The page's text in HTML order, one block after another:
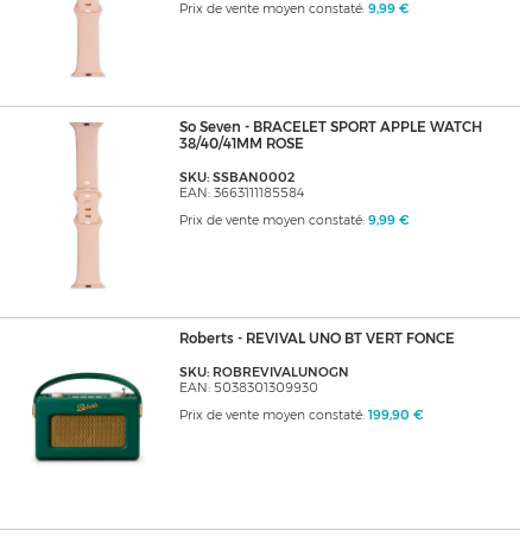
Prix de vente moyen constaté: 9,99 €
So Seven - BRACELET SPORT APPLE WATCH
38/40/41MM ROSE
SKU: SSBAN0002
EAN: 3663111185584
Prix de vente moyen constaté: 9,99 €
Roberts - REVIVAL UNO BT VERT FONCE
SKU: ROBREVIVALUNOGN
EAN: 5038301309930
Prix de vente moyen constaté: 199,90 €